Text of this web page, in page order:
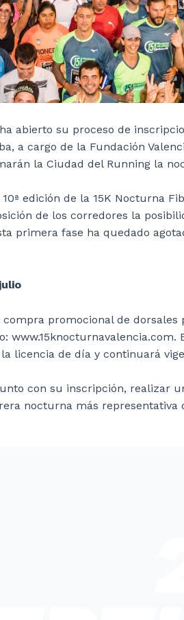
ha abierto su proceso de
a cargo de la Fundación
la Ciudad del Running la
edición de la 15K Nocturna
de los corredores la
primera fase ha quedado
promocional de
licencia de día y continuará
con su inscripción, realizar
nocturna más representativa